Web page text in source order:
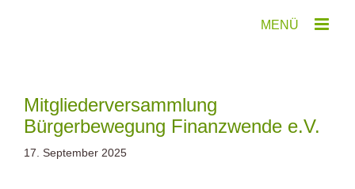
Mitgliederversammlung
Bürgerbewegung Finanzwende e.V.
17. September 2025